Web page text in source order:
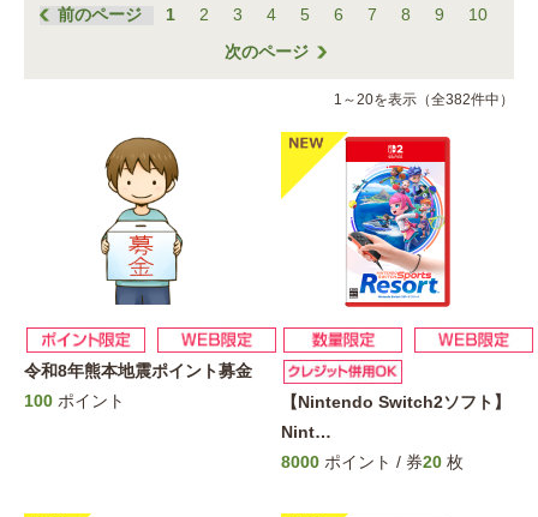
前のページ 1 2 3 4 5 6 7 8 9
10
次のページ
1～20を表示（全382件中）
令和8年熊本地震ポイント募金
100 ポイント
【Nintendo Switch2ソフト】
Nint…
8000 ポイント / 券20 枚